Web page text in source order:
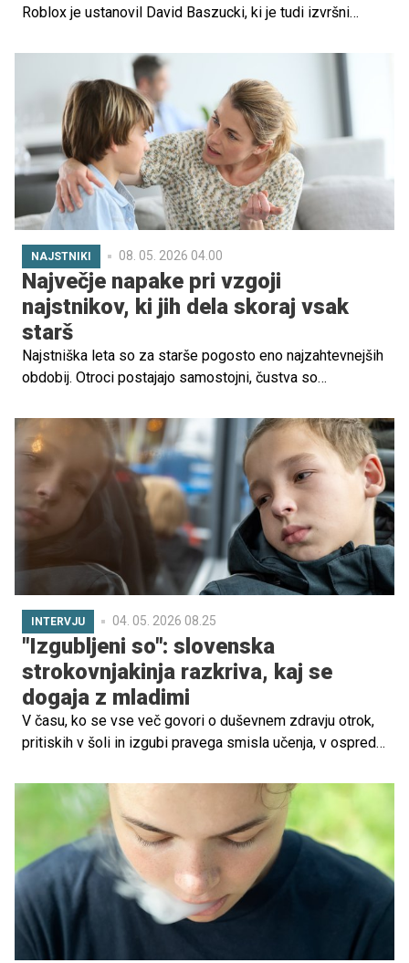
Roblox je ustanovil David Baszucki, ki je tudi izvršni
Roblox vsak mesec privablja več kot 64 milijonov
igralcev. Igro pa večinoma igrajo otroci, stari od 8 do 15
let, strokovnjaki in poznavalci ob tem opozarjajo na
mnoge nevarnosti in sporne vsebine, ki v Robloxu prežijo
nanje. Več v spodnjem prispevku.
NAJSTNIKI 08. 05. 2026 04.00
Največje napake pri vzgoji
najstnikov, ki jih dela skoraj vsak
starš
Najstniška leta so za starše pogosto eno najzahtevnejših
obdobij. Otroci postajajo samostojni, čustva so
težava pogosto ni le v najstnikih, temveč v načinu, kako
se nanje odzivamo.
INTERVJU 04. 05. 2026 08.25
"Izgubljeni so": slovenska
strokovnjakinja razkriva, kaj se
dogaja z mladimi
V času, ko se vse več govori o duševnem zdravju otrok,
pritiskih v šoli in izgubi pravega smisla učenja, v ospredje
Eden izmed njih je logopedagogika, celostni pogled na
otroka, ki presega ocene, rezultate in storilnost.